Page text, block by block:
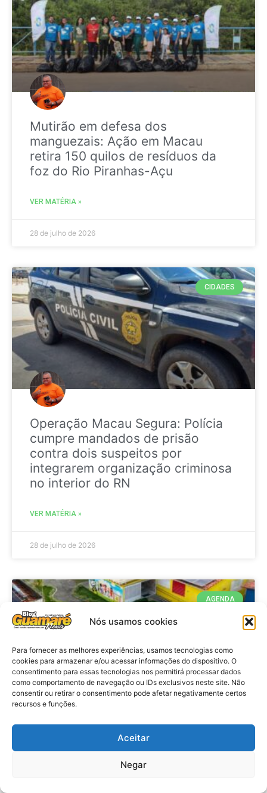
Nós usamos cookies
Para fornecer as melhores experiências, usamos tecnologias como
cookies para armazenar e/ou acessar informações do dispositivo. O
consentimento para essas tecnologias nos permitirá processar dados
como comportamento de navegação ou IDs exclusivos neste site. Não
consentir ou retirar o consentimento pode afetar negativamente certos
recursos e funções.
Aceitar
Negar
Mutirão em defesa dos
manguezais: Ação em Macau
retira 150 quilos de resíduos da
foz do Rio Piranhas-Açu
VER MATÉRIA »
28 de julho de 2026
CIDADES
Operação Macau Segura: Polícia
cumpre mandados de prisão
contra dois suspeitos por
integrarem organização criminosa
no interior do RN
VER MATÉRIA »
28 de julho de 2026
AGENDA
Agenda: 10ª Mostra Pedagógica
da Casa Durval Paiva acontecerá
nesta quarta-feira (29)